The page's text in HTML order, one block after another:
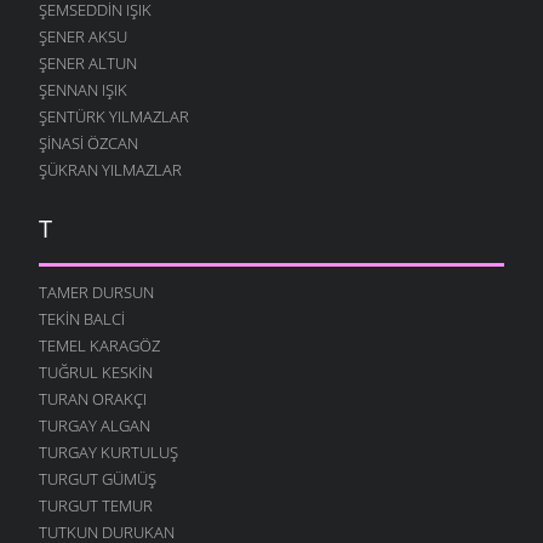
7 AĞUSTOS 2007
SANA KALMIŞ
2 AĞUSTOS 2007
MEFTUNUM BEN
28 TEMMUZ 2007
HIÇ
ÇIKACAKTIK YA
DUY SESIMI KARADENIZ
17 TEMMUZ 2007
ALDANMA SAKIN
6 TEMMUZ 2007
KAPTIRDIM SENI
4 TEMMUZ 2007
İKI YÜREK
28 HAZIRAN 2007
ŞEMSEDDIN IŞIK
ŞENER AKSU
ŞENER ALTUN
ŞENNAN IŞIK
ŞENTÜRK YILMAZLAR
ŞINASI ÖZCAN
ŞÜKRAN YILMAZLAR
T
TAMER DURSUN
TEKIN BALCI
TEMEL KARAGÖZ
TUĞRUL KESKIN
TURAN ORAKÇI
TURGAY ALGAN
TURGAY KURTULUŞ
TURGUT GÜMÜŞ
TURGUT TEMUR
TUTKUN DURUKAN